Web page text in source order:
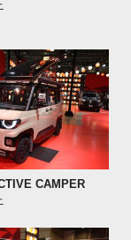
CAMPER